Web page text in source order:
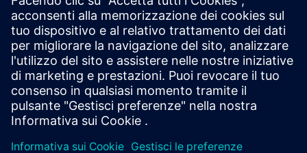
Con le soluzioni Opcenter per la pianificazione della
produzione, la programmazione della produzione e la
programmazione della produzione per l'elettronica, è
possibile ridurre le scorte, i cicli di produzione e aumentare
il servizio clienti.
Esplora Opcenter APS